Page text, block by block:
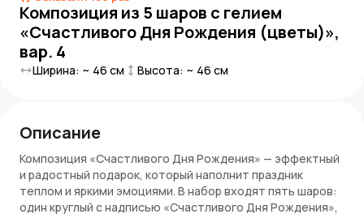
Композиция из 5 шаров с гелием
«Счастливого Дня Рождения (цветы)»,
вар. 4
Ширина: ~ 46 см Высота: ~ 46 см
Описание
Композиция «Счастливого Дня Рождения» — эффектный
и радостный подарок, который наполнит праздник
теплом и яркими эмоциями. В набор входят пять шаров:
один круглый с надписью «Счастливого Дня Рождения»,